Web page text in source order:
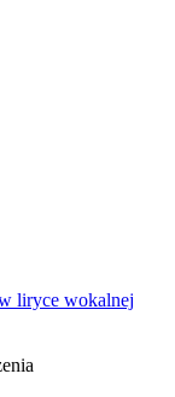
liryce wokalnej